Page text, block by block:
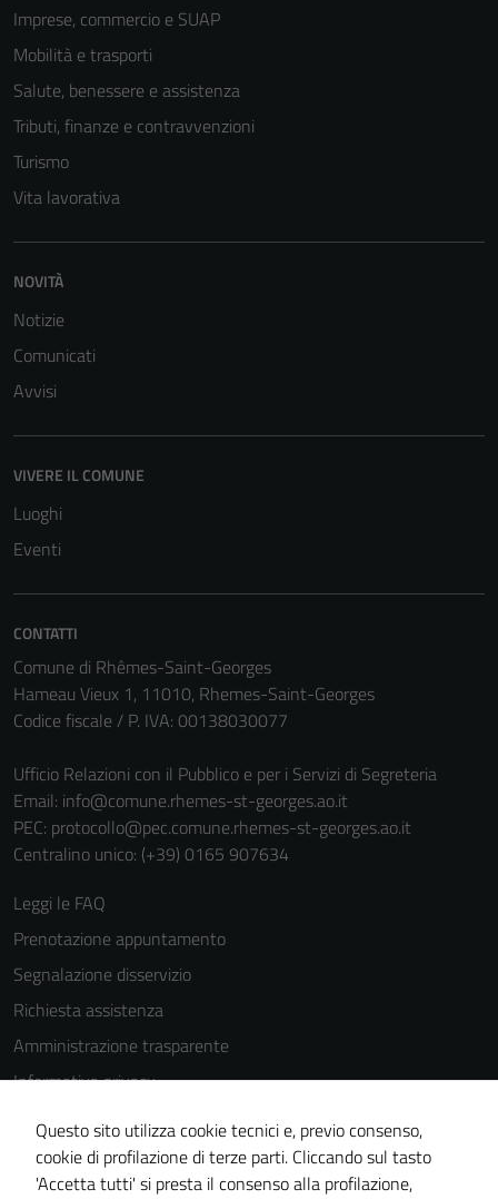
Imprese, commercio e SUAP
Mobilità e trasporti
Salute, benessere e assistenza
Tributi, finanze e contravvenzioni
Turismo
Vita lavorativa
NOVITÀ
Notizie
Comunicati
Avvisi
VIVERE IL COMUNE
Luoghi
Eventi
CONTATTI
Comune di Rhêmes-Saint-Georges
Hameau Vieux 1, 11010, Rhemes-Saint-Georges
Codice fiscale / P. IVA: 00138030077
Ufficio Relazioni con il Pubblico e per i Servizi di Segreteria
Email: info@comune.rhemes-st-georges.ao.it
PEC: protocollo@pec.comune.rhemes-st-georges.ao.it
Centralino unico: (+39) 0165 907634
Leggi le FAQ
Prenotazione appuntamento
Segnalazione disservizio
Richiesta assistenza
Amministrazione trasparente
Informativa privacy
Cookie Policy
Note legali
Dichiarazione di accessibilità
Questo sito utilizza cookie tecnici e, previo consenso,
cookie di profilazione di terze parti. Cliccando sul tasto
'Accetta tutti' si presta il consenso alla profilazione,
per il
funzionamento
possono
essere
disabilitati.
Questi cookie